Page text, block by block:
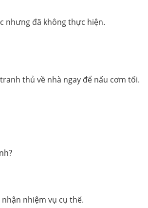
nhưng đã không thực hiện.
thủ về nhà ngay để nấu cơm tối.
nhiệm vụ cụ thể.